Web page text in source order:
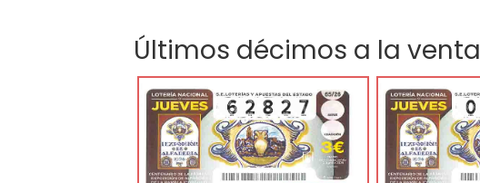
Últimos décimos a la venta